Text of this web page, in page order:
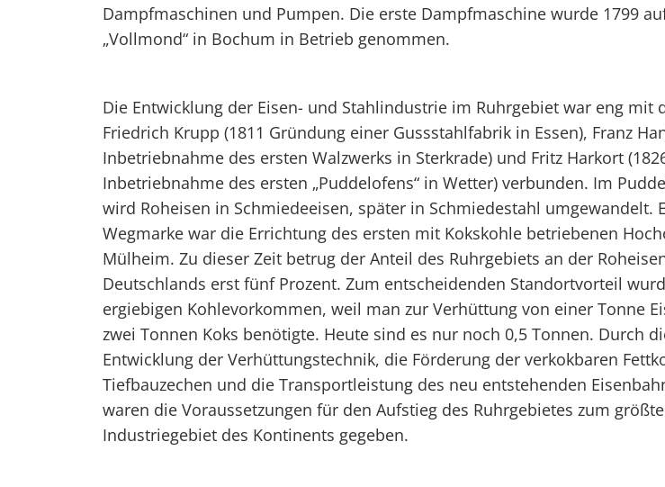
Dampfmaschinen und Pumpen. Die erste Dampfmaschine wurde 1799
„Vollmond“ in Bochum in Betrieb genommen.
Die Entwicklung der Eisen- und Stahlindustrie im Ruhrgebiet war eng mit
Friedrich Krupp (1811 Gründung einer Gussstahlfabrik in Essen), Franz
Inbetriebnahme des ersten Walzwerks in Sterkrade) und Fritz Harkort
Inbetriebnahme des ersten „Puddelofens“ in Wetter) verbunden. Im
wird Roheisen in Schmiedeeisen, später in Schmiedestahl umgewandelt.
Wegmarke war die Errichtung des ersten mit Kokskohle betriebenen
Mülheim. Zu dieser Zeit betrug der Anteil des Ruhrgebiets an der
Deutschlands erst fünf Prozent. Zum entscheidenden Standortvorteil
ergiebigen Kohlevorkommen, weil man zur Verhüttung von einer Tonne
zwei Tonnen Koks benötigte. Heute sind es nur noch 0,5 Tonnen. Durch
Entwicklung der Verhüttungstechnik, die Förderung der verkokbaren
Tiefbauzechen und die Transportleistung des neu entstehenden
waren die Voraussetzungen für den Aufstieg des Ruhrgebietes zum
Industriegebiet des Kontinents gegeben.